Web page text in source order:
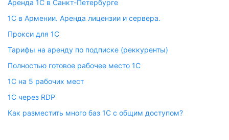
Аренда 1С в Санкт-Петербурге
1С в Армении. Аренда лицензии и сервера.
Прокси для 1С
Тарифы на аренду по подписке (реккуренты)
Полностью готовое рабочее место 1С
1С на 5 рабочих мест
1С через RDP
Как разместить много баз 1С с общим доступом?